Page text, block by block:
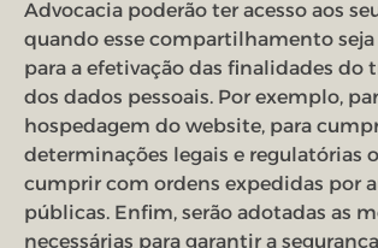
Advocacia poderão ter acesso aos
quando esse compartilhamento seja
para a efetivação das finalidades do
dos dados pessoais. Por exemplo,
hospedagem do website, para
determinações legais e regulatórias
cumprir com ordens expedidas por
públicas. Enfim, serão adotadas as
necessárias para garantir a